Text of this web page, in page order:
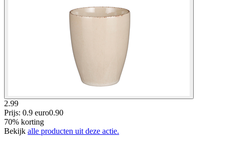
2.99
Prijs: 0.9 euro0.90
70% korting
Bekijk alle producten uit deze actie.